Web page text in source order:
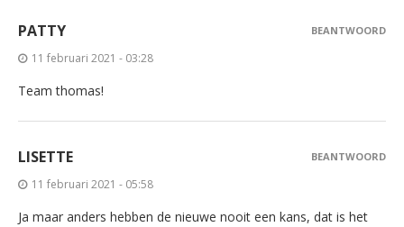
PATTY
11 februari 2021 - 03:28
Team thomas!
BEANTWOORD
LISETTE
11 februari 2021 - 05:58
Ja maar anders hebben de nieuwe nooit een kans, dat is het
BEANTWOORD